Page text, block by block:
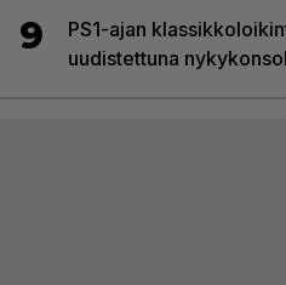
9
PS1-ajan
uudistettuna